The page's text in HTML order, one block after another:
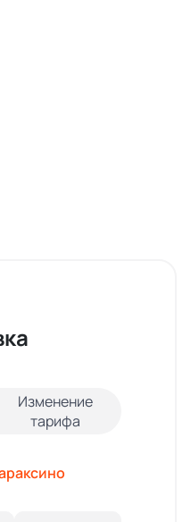
Изменение
тарифа